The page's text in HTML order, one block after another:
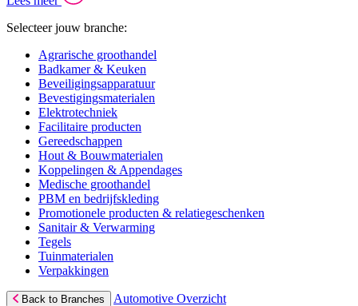
Selecteer jouw branche:
Agrarische groothandel
Badkamer & Keuken
Beveiligingsapparatuur
Bevestigingsmaterialen
Elektrotechniek
Facilitaire producten
Gereedschappen
Hout & Bouwmaterialen
Koppelingen & Appendages
Medische groothandel
PBM en bedrijfskleding
Promotionele producten & relatiegeschenken
Sanitair & Verwarming
Tegels
Tuinmaterialen
Verpakkingen
Back to Branches
Automotive Overzicht